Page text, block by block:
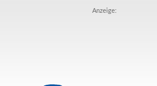
Anzeige: